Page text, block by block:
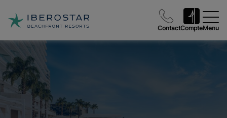
ContactCompteMenu